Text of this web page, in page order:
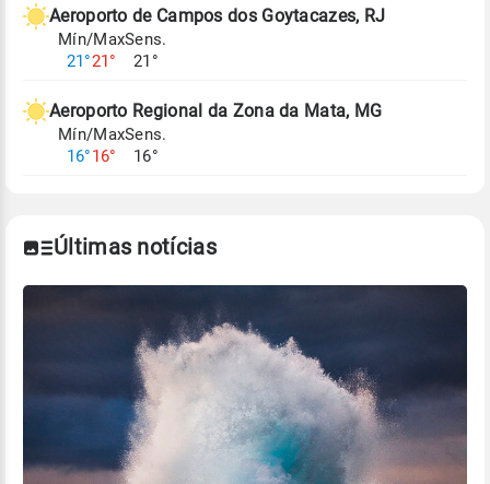
de Tempo e Estudos Climáticos (CPTEC).
Para obter mais informações sobre os dados
Aeroporto de Campos dos Goytacazes, RJ
Mín/Max
21°21°
Sens.
21°
Aeroporto Regional da Zona da Mata, MG
Mín/Max
16°16°
Sens.
16°
Últimas notícias